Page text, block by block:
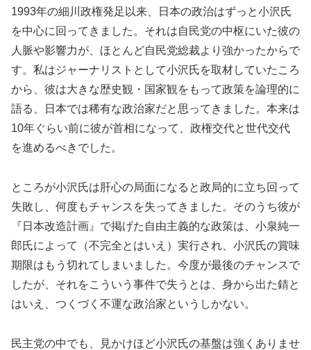
1993年の細川政権発足以来、日本の政治はずっと小沢氏
を中心に回ってきました。それは自民党の中枢にいた彼の
人脈や影響力が、ほとんど自民党総裁より強かったからで
す。私はジャーナリストとして小沢氏を取材していたころ
から、彼は大きな歴史観・国家観をもって政策を論理的に
語る、日本では稀有な政治家だと思ってきました。本来は
10年ぐらい前に彼が首相になって、政権交代と世代交代
を進めるべきでした。
ところが小沢氏は肝心の局面になると政局的に立ち回って
失敗し、何度もチャンスを失ってきました。そのうち彼が
『日本改造計画』で掲げた自由主義的な政策は、小泉純一
郎氏によって（不完全とはいえ）実行され、小沢氏の賞味
期限はもう切れてしまいました。今度が最後のチャンスで
したが、それをこういう事件で失うとは、身から出た錆と
はいえ、つくづく不運な政治家というしかない。
民主党の中でも、見かけほど小沢氏の基盤は強くありませ